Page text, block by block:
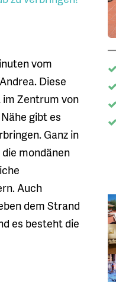
vom
Diese
Zentrum von
gibt es
Ganz in
mondänen
Auch
dem Strand
es besteht die